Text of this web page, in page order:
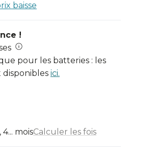
baisse
!
pour les batteries : les
ici.
moisCalculer les fois